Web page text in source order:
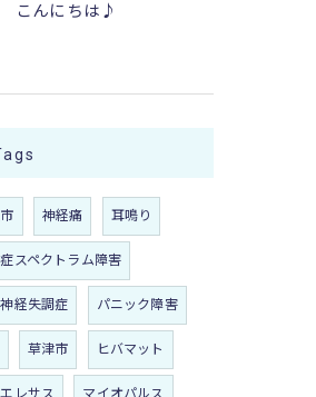
こんにちは♪
神経痛 耳鳴り
スペクトラム障害
経失調症 パニック障害
草津市 ヒバマット
エレサス マイオパルス